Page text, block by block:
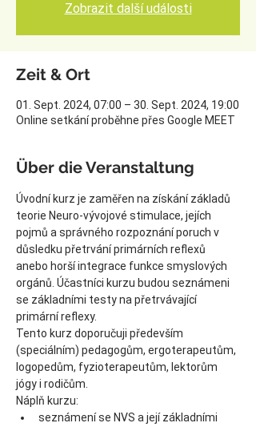
Zobrazit další události
Zeit & Ort
01. Sept. 2024, 07:00 – 30. Sept. 2024, 19:00
Online setkání proběhne přes Google MEET
Über die Veranstaltung
Úvodní kurz je zaměřen na získání základů
teorie Neuro-vývojové stimulace, jejích
pojmů a správného rozpoznání poruch v
důsledku přetrvání primárních reflexů
anebo horší integrace funkce smyslových
orgánů. Účastníci kurzu budou seznámeni
se základními testy na přetrvávající
primární reflexy.
Tento kurz doporučuji především
(speciálním) pedagogům, ergoterapeutům,
logopedům, fyzioterapeutům, lektorům
jógy i rodičům.
Náplň kurzu:
seznámení se NVS a její základními